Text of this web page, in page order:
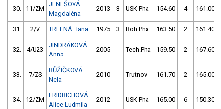
30. 11/ZM
JENEŠOVÁ
Magdaléna
2013 3 USK Pha 154.60 4 161.00
31. 2/V TREFNÁ Hana 1975 3 Boh.Pha 163.50 2 161.40
32. 4/U23
JINDRÁKOVÁ
Anna
2005 Tech.Pha 159.50 2 167.60
33. 7/ZS
RŮŽIČKOVÁ
Nela
2010 Trutnov 161.70 2 165.00
34. 12/ZM
FRIDRICHOVÁ
Alice Ludmila
2012 USK Pha 165.00 6 150.30